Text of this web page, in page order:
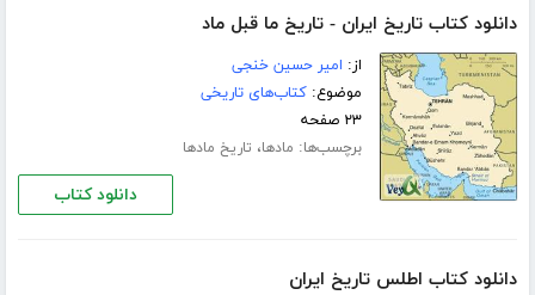
دانلود کتاب تاریخ ایران - تاریخ ما قبل ماد
از: امیر حسین خنجی
موضوع:کتاب‌های تاریخی
۲۳ صفحه
برچسب‌ها: مادها، تاریخ مادها
دانلود کتاب
دانلود کتاب اطلس تاریخ ایران